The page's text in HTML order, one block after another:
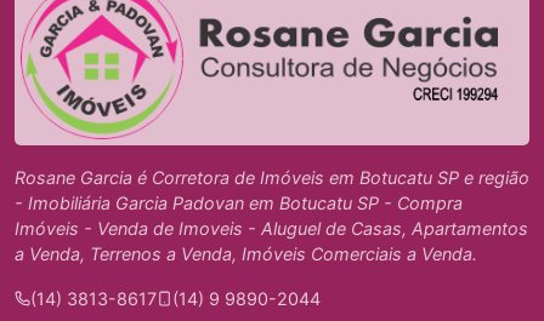
Rosane Garcia é Corretora de Imóveis em Botucatu SP e região
- Imobiliária Garcia Padovan em Botucatu SP - Compra
Imóveis - Venda de Imoveis - Aluguel de Casas, Apartamentos
a Venda, Terrenos a Venda, Imóveis Comerciais a Venda.
(14) 3813-8617
(14) 9 9890-2044